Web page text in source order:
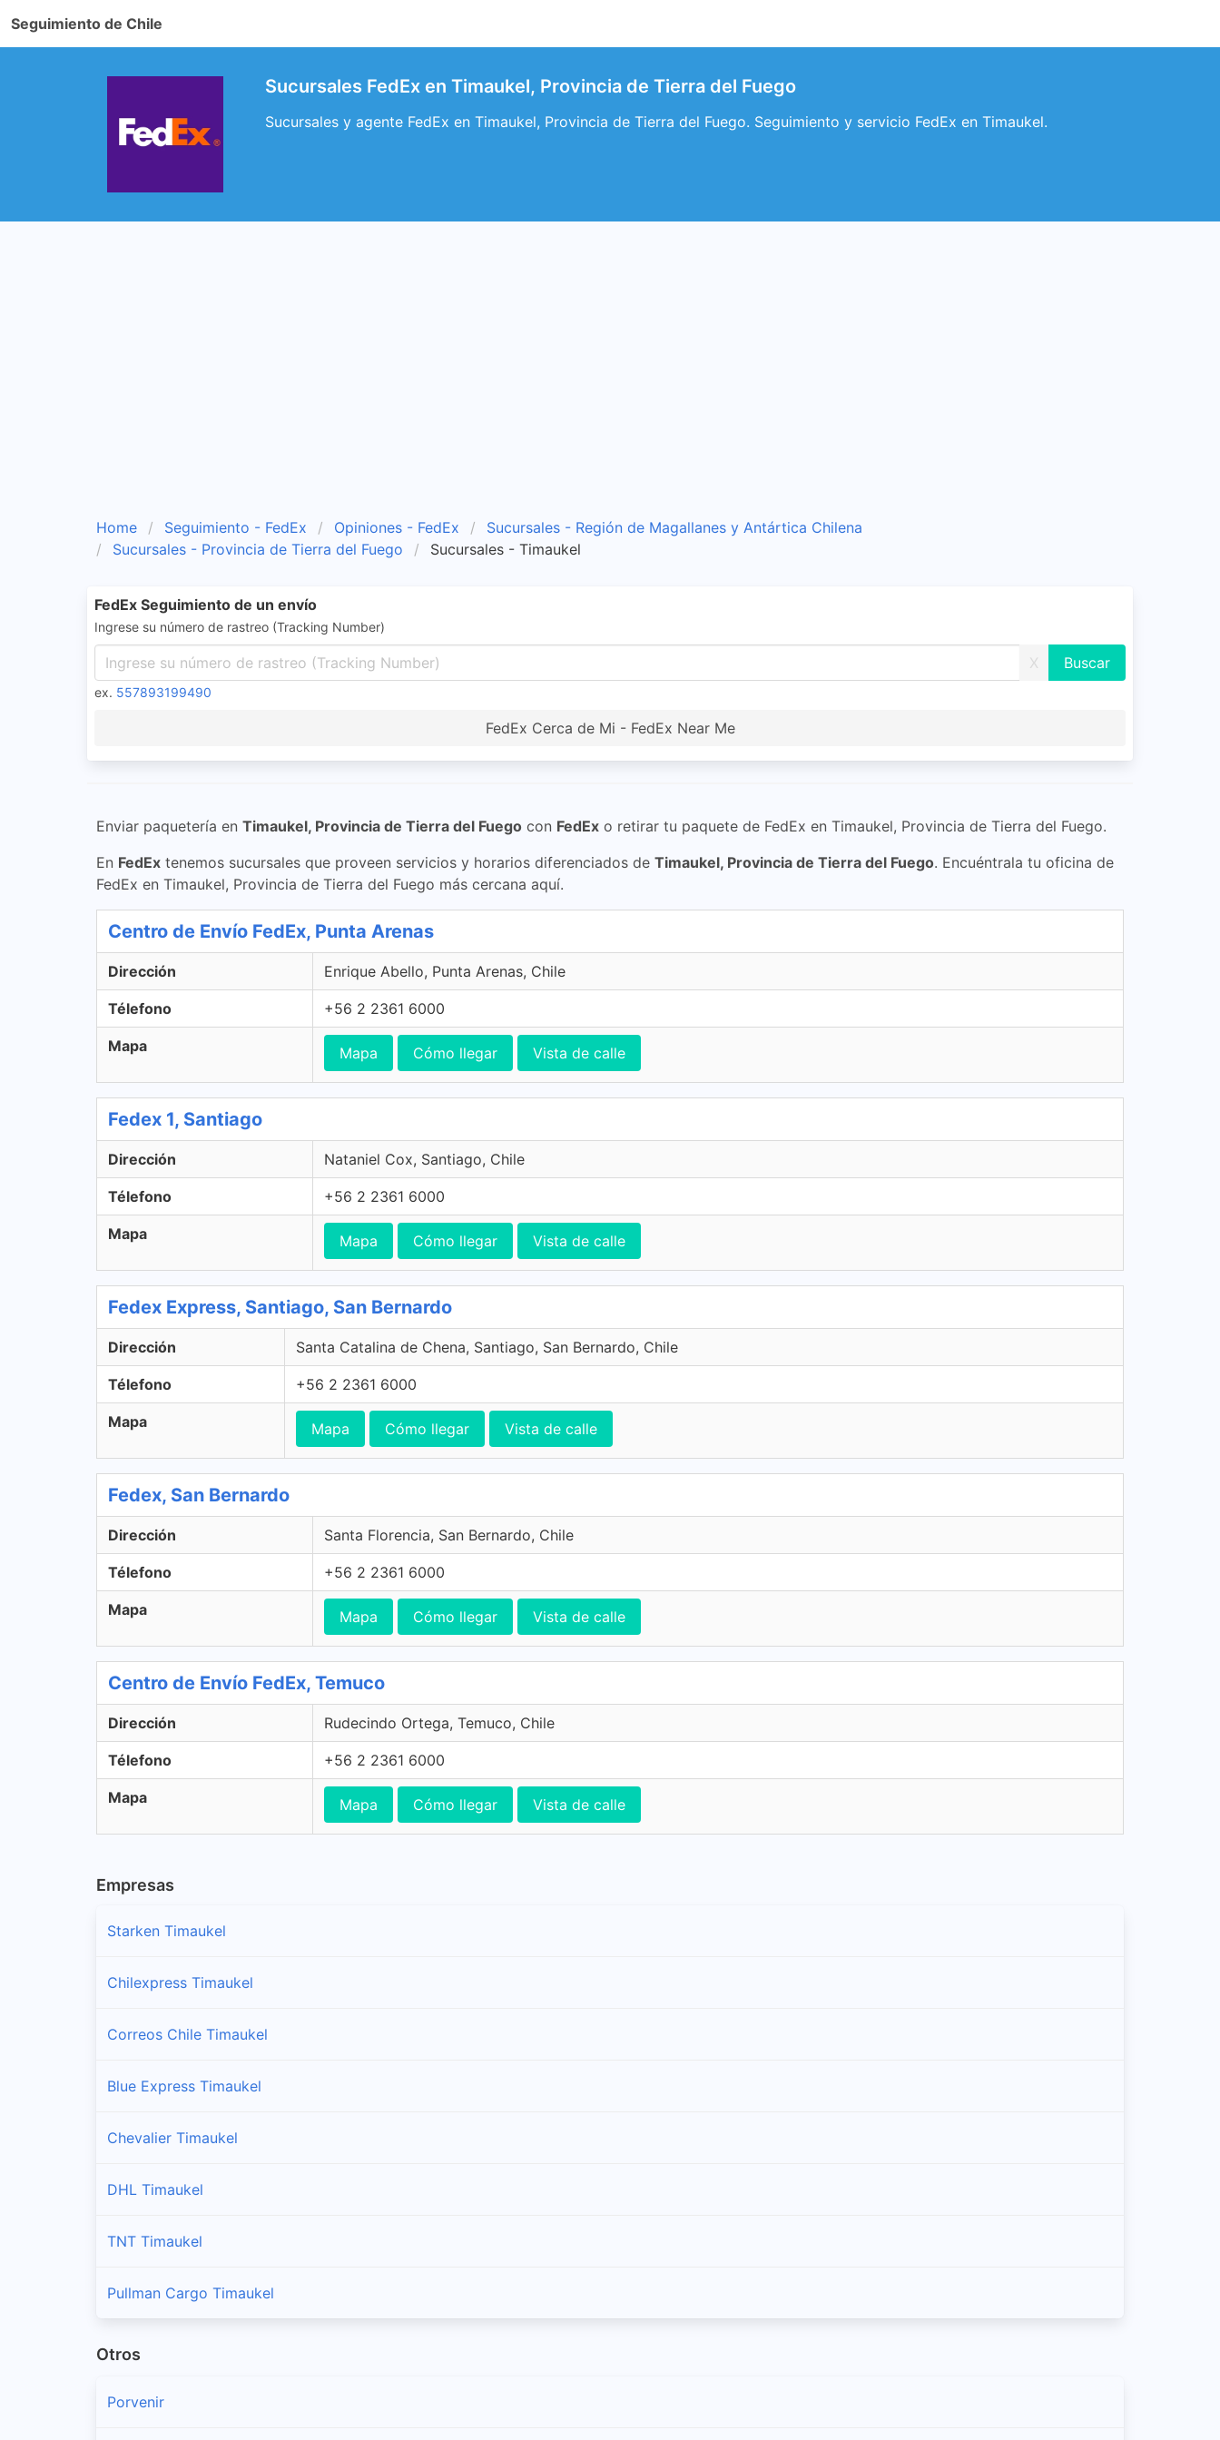
Seguimiento de Chile
Sucursales FedEx en Timaukel, Provincia de Tierra del Fuego
Sucursales y agente FedEx en Timaukel, Provincia de Tierra del Fuego. Seguimiento y servicio FedEx en Timaukel.
Home Seguimiento - FedEx Opiniones - FedEx
Sucursales - Región de Magallanes y Antártica Chilena
Sucursales - Provincia de Tierra del Fuego
Sucursales - Timaukel
FedEx Seguimiento de un envío
Ingrese su número de rastreo (Tracking Number)
X
ex. 557893199490
FedEx Cerca de Mi - FedEx Near Me
Enviar paquetería en Timaukel, Provincia de Tierra del Fuego con FedEx o retirar tu paquete de FedEx en Timaukel, Provincia de Tierra del Fuego.
En FedEx tenemos sucursales que proveen servicios y horarios diferenciados de Timaukel, Provincia de Tierra del Fuego. Encuéntrala tu oficina de
FedEx en Timaukel, Provincia de Tierra del Fuego más cercana aquí.
Centro de Envío FedEx, Punta Arenas
Dirección Enrique Abello, Punta Arenas, Chile
Télefono +56 2 2361 6000
Mapa Mapa Cómo llegar Vista de calle
Fedex 1, Santiago
Dirección Nataniel Cox, Santiago, Chile
Télefono +56 2 2361 6000
Mapa Mapa Cómo llegar Vista de calle
Fedex Express, Santiago, San Bernardo
Dirección Santa Catalina de Chena, Santiago, San Bernardo, Chile
Télefono +56 2 2361 6000
Mapa Mapa Cómo llegar Vista de calle
Fedex, San Bernardo
Dirección Santa Florencia, San Bernardo, Chile
Télefono +56 2 2361 6000
Mapa Mapa Cómo llegar Vista de calle
Centro de Envío FedEx, Temuco
Dirección Rudecindo Ortega, Temuco, Chile
Télefono +56 2 2361 6000
Mapa Mapa Cómo llegar Vista de calle
Empresas
Starken Timaukel
Chilexpress Timaukel
Correos Chile Timaukel
Blue Express Timaukel
Chevalier Timaukel
DHL Timaukel
TNT Timaukel
Pullman Cargo Timaukel
Otros
Porvenir